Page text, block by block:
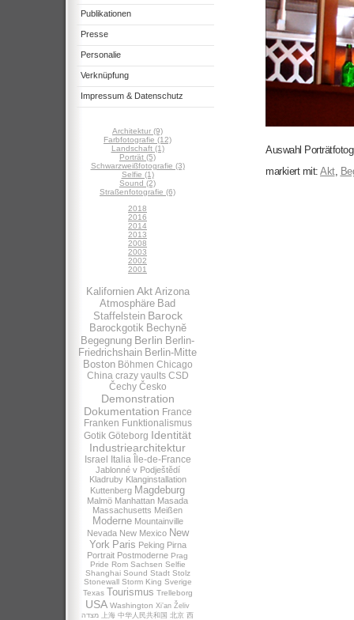
Publikationen
Presse
Personalie
Verknüpfung
Impressum & Datenschutz
Architektur (9)
Farbfotografie (12)
Landschaft (1)
Porträt (5)
Schwarzweißfotografie (3)
Selfie (1)
Sound (2)
Straßenfotografie (6)
2018
2016
2014
2013
2008
2003
2002
2001
Kalifornien Akt Arizona
Atmosphäre Bad
Staffelstein Barock
Barockgotik Bechynĕ
Begegnung Berlin Berlin-
Friedrichshain Berlin-Mitte
Boston Böhmen Chicago
China crazy vaults CSD
Čechy Česko
Demonstration
Dokumentation France
Franken Funktionalismus
Gotik Göteborg Identität
Industriearchitektur
Israel Italia Île-de-France
Jablonné v Podještědí
Kladruby Klanginstallation
Kuttenberg Magdeburg
Malmö Manhattan Masada
Massachusetts Meißen
Moderne Mountainville
Nevada New Mexico New
York Paris Peking Pirna
Portrait Postmoderne Prag
Pride Rom Sachsen Selfie
Shanghai Sound Stadt Stolz
Stonewall Storm King Sverige
Texas Tourismus Trelleborg
USA Washington Xi’an Želiv
מצדה
上海 中华人民共和国 北京 西
Auswahl
markiert mit: Akt,